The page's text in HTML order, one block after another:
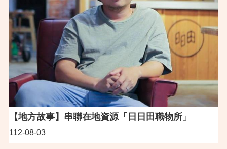
【地方故事】串聯在地資源「日日田職物所」
112-08-03